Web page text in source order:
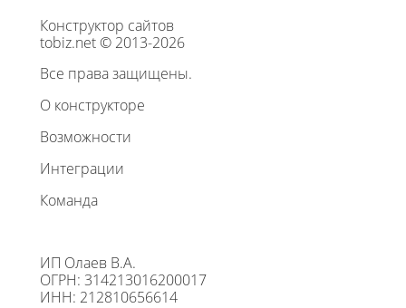
Конструктор сайтов
tobiz.net © 2013-2026
Все права защищены.
О конструкторе
Возможности
Интеграции
Команда
ИП Олаев В.А.
ОГРН: 314213016200017
ИНН: 212810656614